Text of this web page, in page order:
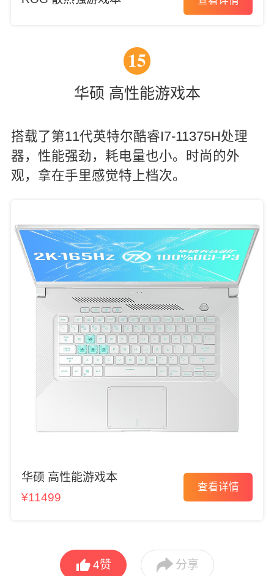
15
华硕 高性能游戏本
搭载了第11代英特尔酷睿I7-11375H处理
器，性能强劲，耗电量也小。时尚的外
观，拿在手里感觉特上档次。
华硕 高性能游戏本
¥11499
查看详情
4赞  分享